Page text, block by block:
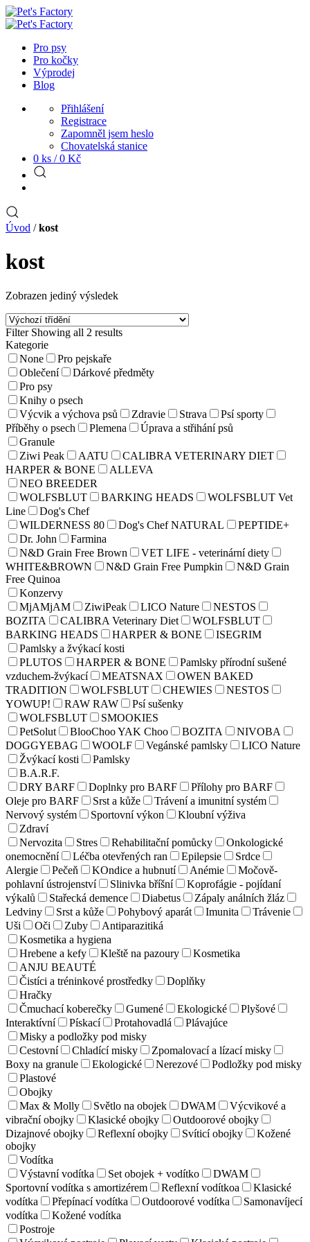
Pro psy
Pro kočky
Výprodej
Blog
Přihlášení
Registrace
Zapomněl jsem heslo
Chovatelská stanice
0 ks / 0 Kč
Úvod /kost
kost
Zobrazen jediný výsledek
Filter Showing all 2 results
Kategorie
None
Pro pejskaře
Oblečení
Dárkové předměty
Pro psy
Knihy o psech
Výcvik a výchova psů
Zdravie Strava
Psí sporty
Příběhy o psech
Plemena
Úprava a střihání psů
Granule
Ziwi Peak
AATU
CALIBRA VETERINARY DIET
HARPER & BONE
ALLEVA
NEO BREEDER
WOLFSBLUT
BARKING HEADS
WOLFSBLUT Vet
Line
Dog's Chef
WILDERNESS 80
Dog's Chef NATURAL
PEPTIDE+
Dr. John
Farmina
N&D Grain Free Brown
VET LIFE - veterinární diety
WHITE&BROWN
N&D Grain Free Pumpkin
N&D Grain
Free Quinoa
Konzervy
MjAMjAM
ZiwiPeak LICO Nature
NESTOS
BOZITA
CALIBRA Veterinary Diet
WOLFSBLUT
BARKING HEADS
HARPER & BONE
ISEGRIM
Pamlsky a žvýkací kosti
PLUTOS
HARPER & BONE
Pamlsky přírodní sušené
vzduchem-žvýkací
MEATSNAX
OWEN BAKED
TRADITION
WOLFSBLUT CHEWIES
NESTOS
YOWUP!
RAW RAW
Psí sušenky
WOLFSBLUT
SMOOKIES
PetSolut
BlooChoo YAK Choo BOZITA
NIVOBA
DOGGYEBAG
WOOLF Vegánské pamlsky
LICO Nature
Žvýkací kosti
Pamlsky
B.A.R.F.
DRY BARF
Doplnky pro BARF
Přílohy pro BARF
Oleje pro BARF
Srst a kůže
Trávení a imunitní systém
Nervový systém
Sportovní výkon
Kloubní výživa
Zdraví
Nervozita
Stres Rehabilitační pomůcky
Onkologické
onemocnění
Léčba otevřených ran Epilepsie
Srdce
Alergie
Pečeň KOndice a hubnutí Anémie
Močově-
pohlavní ústrojenství
Slinivka bříšní
Koprofágie - pojídaní
výkalů
Stařecká demence Diabetus
Zápaly análních žláz
Ledviny
Srst a kůže Pohybový aparát Imunita
Trávenie
Uši
Oči Zuby
Antiparazitiká
Kosmetika a hygiena
Hrebene a kefy
Kleště na pazoury
Kosmetika
ANJU BEAUTÉ
Čistíci a tréninkové prostředky
Doplňky
Hračky
Čmuchací koberečky
Gumené Ekologické
Plyšové
Interaktívní
Pískací Protahovadlá
Plávajúce
Misky a podložky pod misky
Cestovní
Chladící misky
Zpomalovací a lízací misky
Boxy na granule
Ekologické Nerezové
Podložky pod misky
Plastové
Obojky
Max & Molly
Světlo na obojek DWAM
Výcvikové a
vibrační obojky
Klasické obojky
Outdoorové obojky
Dizajnové obojky
Reflexní obojky Svíticí obojky
Kožené
obojky
Vodítka
Výstavní vodítka
Set obojek + vodítko
DWAM
Sportovní vodítka s amortizérem
Reflexní vodítkoa
Klasické
vodítka
Přepínací vodítka Outdoorové vodítka
Samonavíjecí
vodítka
Kožené vodítka
Postroje